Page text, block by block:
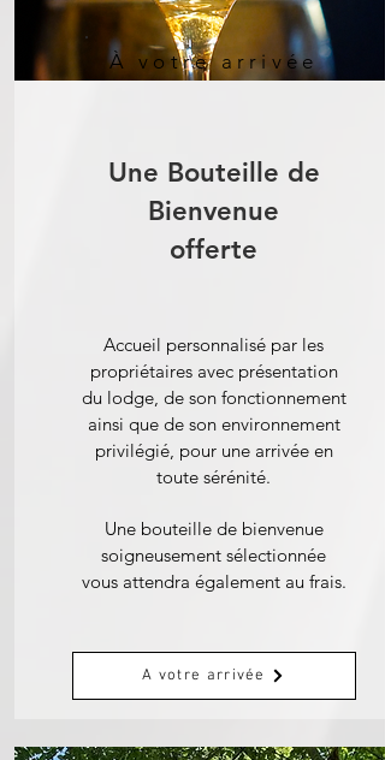
À votre arrivée
Une Bouteille de
Bienvenue
offerte
Accueil personnalisé par les
propriétaires avec présentation
du lodge, de son fonctionnement
ainsi que de son environnement
privilégié, pour une arrivée en
toute sérénité.
Une bouteille de bienvenue
soigneusement sélectionnée
vous attendra également au frais.
A votre arrivée